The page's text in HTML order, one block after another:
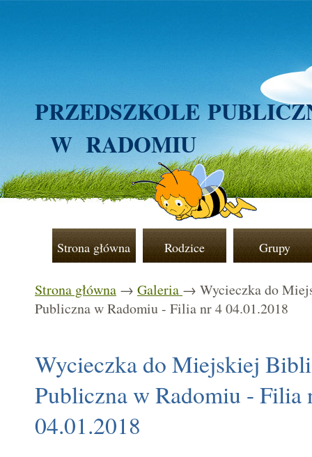
PRZEDSZKOLE
W RADOMIU
Strona główna Rodzice Grupy
Strona główna → Galeria → Wycieczka do
Publiczna w Radomiu - Filia nr 4 04.01.2018
Wycieczka do Miejskiej
Publiczna w Radomiu - Filia
04.01.2018